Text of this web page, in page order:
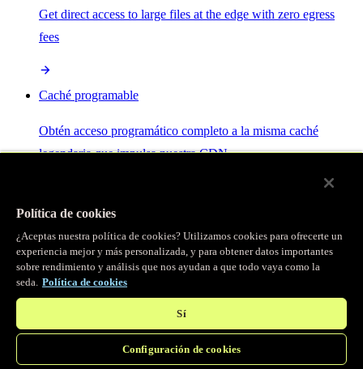
Get direct access to large files at the edge with zero egress
fees
Caché programable
Obtén acceso programático completo a la misma caché
legendaria que impulsa nuestra CDN.
Servidor MCP
Control por IA para tus servicios Fastly.
Política de cookies
¿Aceptas nuestra política de cookies? Utilizamos cookies para ofrecerte un
experiencia mejor y más personalizada, y para obtener datos importantes
sobre rendimiento y análisis que nos ayudan a que todo vaya como la
seda. Política de cookies
Sí
Configuración de cookies